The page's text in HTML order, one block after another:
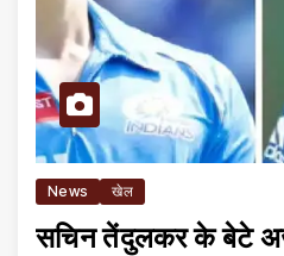
News खेल
सचिन तेंदुलकर के बेटे